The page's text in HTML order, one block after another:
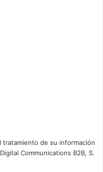
de su información
Communications B2B, S.